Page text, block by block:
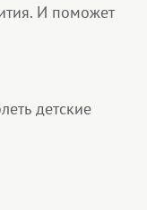
И поможет
детские